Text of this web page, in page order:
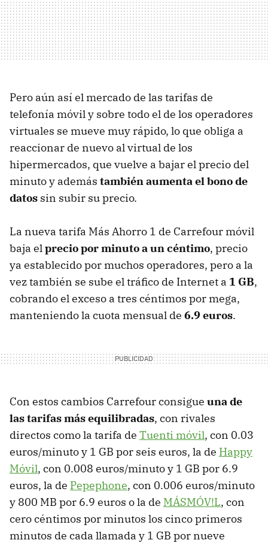
Pero aún así el mercado de las tarifas de
telefonía móvil y sobre todo el de los operadores
virtuales se mueve muy rápido, lo que obliga a
reaccionar de nuevo al virtual de los
hipermercados, que vuelve a bajar el precio del
minuto y además también aumenta el bono de
datos sin subir su precio.
La nueva tarifa Más Ahorro 1 de Carrefour móvil
baja elprecio por minuto a un céntimo, precio
ya establecido por muchos operadores, pero a la
vez también se sube el tráfico de Internet a 1 GB,
cobrando el exceso a tres céntimos por mega,
manteniendo la cuota mensual de 6.9 euros.
Con estos cambios Carrefour consigue una de
las tarifas más equilibradas, con rivales
directos como la tarifa de Tuenti móvil, con 0.03
euros/minuto y 1 GB por seis euros, la de Happy
Móvil, con 0.008 euros/minuto y 1 GB por 6.9
euros, la de Pepephone, con 0.006 euros/minuto
y 800 MB por 6.9 euros o la de MÁSMÓV!L, con
cero céntimos por minutos los cinco primeros
minutos de cada llamada y 1 GB por nueve